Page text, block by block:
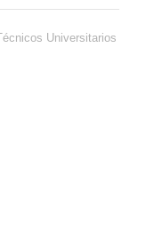
Universitarios